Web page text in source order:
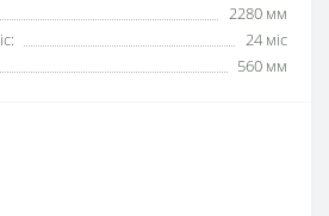
2280 мм
24 міс
560 мм